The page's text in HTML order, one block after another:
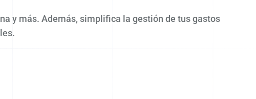
y más. Además, simplifica la gestión de tus gastos